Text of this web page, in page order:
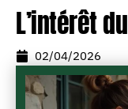
L’intérêt
02/04/2026